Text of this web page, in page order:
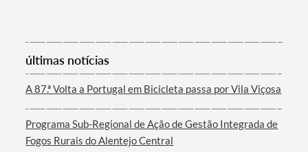
Filtros
últimas notícias
A 87.ª Volta a Portugal em Bicicleta passa por Vila Viçosa
Programa Sub-Regional de Ação de Gestão Integrada de
Fogos Rurais do Alentejo Central